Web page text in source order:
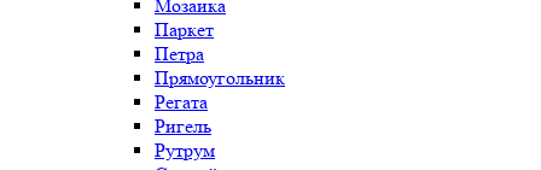
Мозаика
Паркет
Петра
Прямоугольник
Регата
Ригель
Рутрум